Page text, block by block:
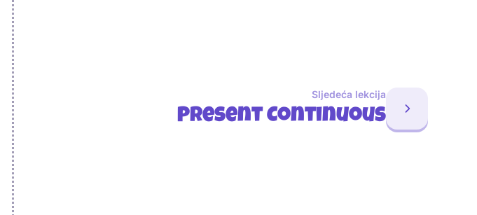
Sljedeća lekcija
Present Continuous